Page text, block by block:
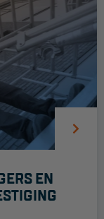
EN